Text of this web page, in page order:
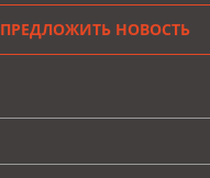
ПРЕДЛОЖИТЬ НОВОСТЬ